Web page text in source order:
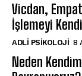
Vicdan,
İşlemeyi
ADLI PSIKOLOJI 8
Neden